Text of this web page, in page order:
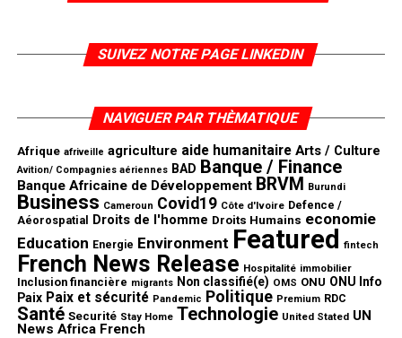
SUIVEZ NOTRE PAGE LINKEDIN
NAVIGUER PAR THÈMATIQUE
Afrique afriveille agriculture aide humanitaire Arts / Culture
Avition/ Compagnies aériennes BAD Banque / Finance
Banque Africaine de Développement BRVM Burundi
Business Cameroun Covid19 Côte d'Ivoire Defence /
Aéorospatial Droits de l'homme Droits Humains economie
Education Energie Environment Featured fintech
French News Release Hospitalité immobilier
Inclusion financière migrants Non classifié(e) OMS ONU ONU Info
Paix Paix et sécurité Pandemic Politique Premium RDC
Santé Securité Stay Home Technologie United Stated UN
News Africa French